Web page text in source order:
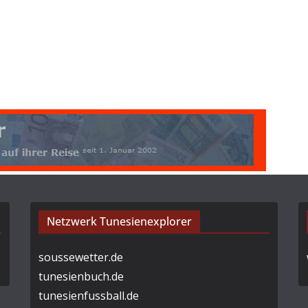
Netzwerk Tunesienexplorer
soussewetter.de
tunesienbuch.de
tunesienfussball.de